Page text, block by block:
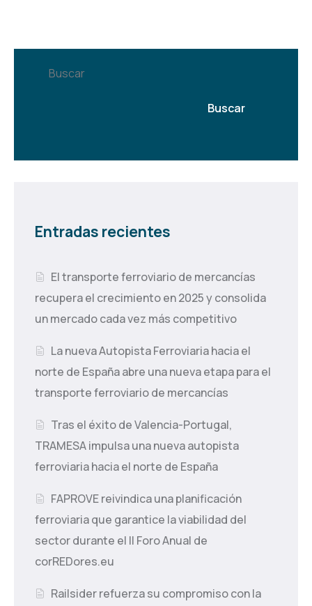
Buscar
Buscar
Entradas recientes
El transporte ferroviario de mercancías
recupera el crecimiento en 2025 y consolida
un mercado cada vez más competitivo
La nueva Autopista Ferroviaria hacia el
norte de España abre una nueva etapa para el
transporte ferroviario de mercancías
Tras el éxito de Valencia-Portugal,
TRAMESA impulsa una nueva autopista
ferroviaria hacia el norte de España
FAPROVE reivindica una planificación
ferroviaria que garantice la viabilidad del
sector durante el II Foro Anual de
corREDores.eu
Railsider refuerza su compromiso con la